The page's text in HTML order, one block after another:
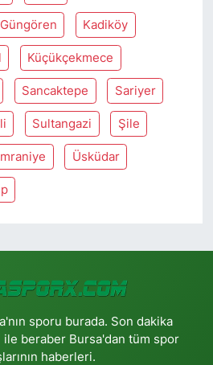
Güngören Kadiköy
Küçükçekmece
Sancaktepe Sariyer
Sultangazi Şile
Üsküdar
sporu burada. Son dakika
beraber Bursa'dan tüm spor
haberleri.